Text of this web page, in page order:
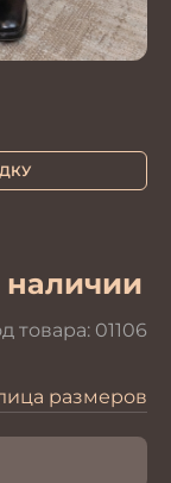
наличии
товара: 01106
размеров